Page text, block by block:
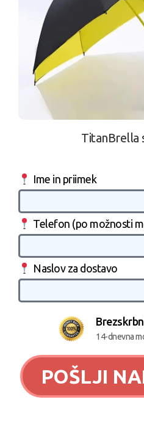
TitanBrella
Ime in priimek
Telefon (po možnosti
Naslov za dostavo
14-dnevna
POŠLJI